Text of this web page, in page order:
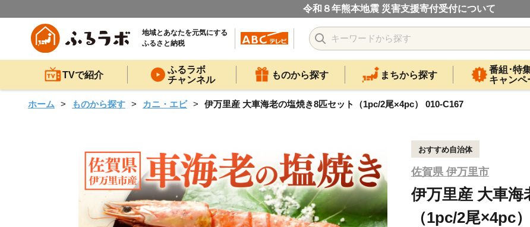
令和８年熊本地震 災害支援寄付受付について
地域とあなたを元気にする
ふるさと納税
TVで紹介
ふるラボ
チャンネル
ものから探す まちから探す
番組･特
キャンペ
ホーム ものから探す カニ・エビ 伊万里産 大車海老の塩焼き8匹セット（1pc/2尾×4pc） 010-C167
おすすめ自治体
佐賀県 伊万里市
伊万里産 大車海
（1pc/2尾×4pc